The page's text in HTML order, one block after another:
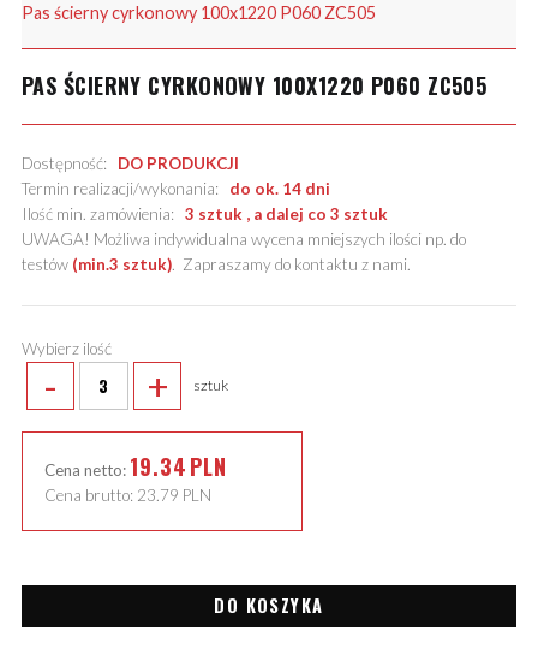
Pas ścierny cyrkonowy 100x1220 P060 ZC505
PAS ŚCIERNY CYRKONOWY 100X1220 P060 ZC505
Dostępność: DO PRODUKCJI
Termin realizacji/wykonania: do ok. 14 dni
Ilość min. zamówienia: 3 sztuk , a dalej co 3 sztuk
UWAGA! Możliwa indywidualna wycena mniejszych ilości np. do
testów (min.3 sztuk). Zapraszamy do kontaktu z nami.
Wybierz ilość
- + sztuk
Cena netto: 19.34PLN
Cena brutto: 23.79 PLN
DO KOSZYKA